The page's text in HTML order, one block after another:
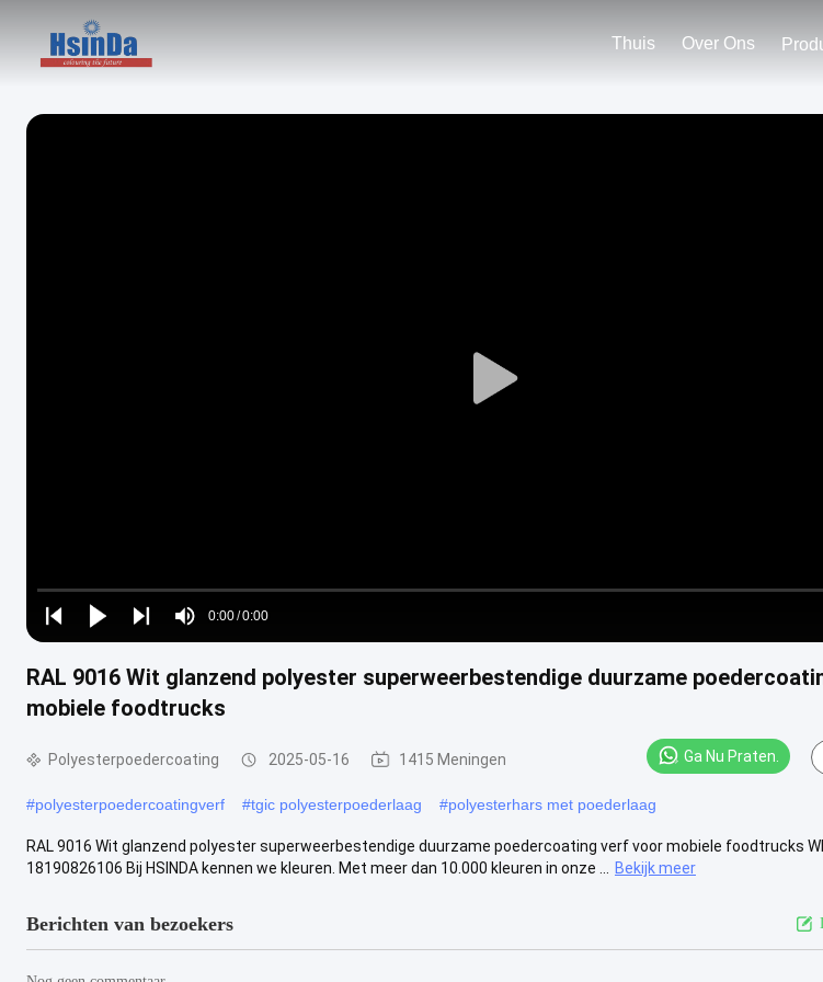
Thuis Over Ons
Play
Play
Play
Play
Mute
Time
0:00/0:00
Loaded:
0%
RAL 9016 Wit glanzend polyester superweerbestendige duurzame
mobiele foodtrucks
Polyesterpoedercoating 2025-05-16 1415 Meningen Ga Nu Praten.
#polyesterpoedercoatingverf #tgic polyesterpoederlaag #polyesterhars met poederlaag
RAL 9016 Wit glanzend polyester superweerbestendige duurzame poedercoating verf voor mobiele foodtrucks
18190826106 Bij HSINDA kennen we kleuren. Met meer dan 10.000 kleuren in onze ...
Bekijk meer
Berichten van bezoekers